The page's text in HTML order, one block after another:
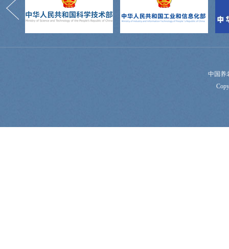
中国养